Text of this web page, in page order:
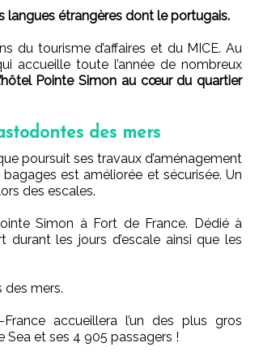
langues étrangères dont le portugais.
du tourisme d’affaires et du MICE. Au
accueille toute l’année de nombreux
Pointe Simon au cœur du quartier
des mers
poursuit ses travaux d’aménagement
est améliorée et sécurisée. Un
des escales.
Simon à Fort de France. Dédié à
durant les jours d’escale ainsi que les
mers.
accueillera l’un des plus gros
et ses 4 905 passagers !